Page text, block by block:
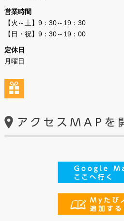
営業時間
【火～土】9：30～19：30
【日・祝】9：30～19：00
定休日
月曜日